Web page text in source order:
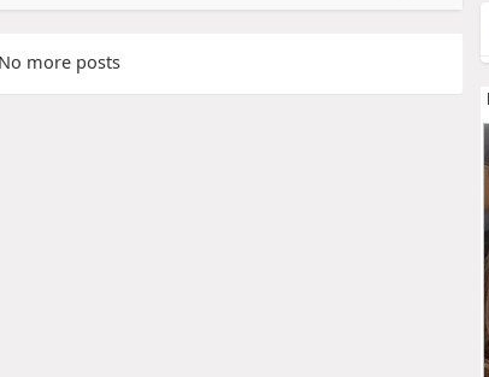
more posts